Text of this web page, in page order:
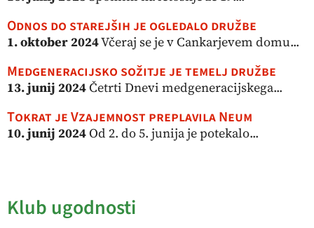
Odnos do starejših je ogledalo družbe
1. oktober 2024Včeraj se je v Cankarjevem domu...
Medgeneracijsko sožitje je temelj družbe
13. junij 2024Četrti Dnevi medgeneracijskega...
Tokrat je Vzajemnost preplavila Neum
10. junij 2024Od 2. do 5. junija je potekalo...
Klub ugodnosti